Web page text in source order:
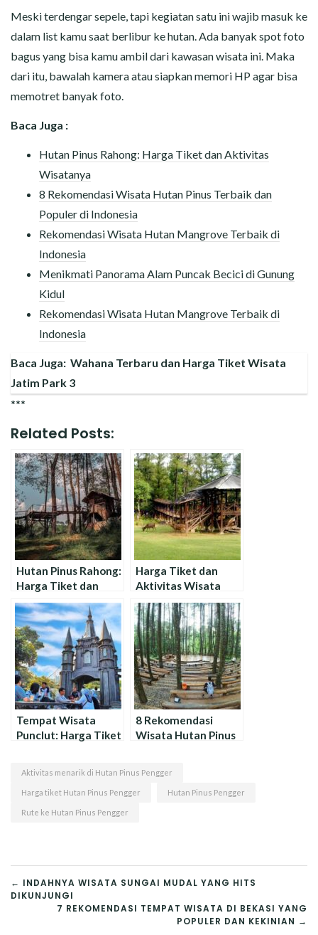
Meski terdengar sepele, tapi kegiatan satu ini wajib masuk ke
dalam list kamu saat berlibur ke hutan. Ada banyak spot foto
bagus yang bisa kamu ambil dari kawasan wisata ini. Maka
dari itu, bawalah kamera atau siapkan memori HP agar bisa
memotret banyak foto.
Baca Juga :
Hutan Pinus Rahong: Harga Tiket dan Aktivitas
Wisatanya
8 Rekomendasi Wisata Hutan Pinus Terbaik dan
Populer di Indonesia
Rekomendasi Wisata Hutan Mangrove Terbaik di
Indonesia
Menikmati Panorama Alam Puncak Becici di Gunung
Kidul
Rekomendasi Wisata Hutan Mangrove Terbaik di
Indonesia
Baca Juga: Wahana Terbaru dan Harga Tiket Wisata
Jatim Park 3
***
Related Posts:
Hutan Pinus Rahong:
Harga Tiket dan
Aktivitas Wisatanya
Harga Tiket dan
Aktivitas Wisata
Penangkaran Rusa
Cariu
Tempat Wisata
Punclut: Harga Tiket
8 Rekomendasi
Wisata Hutan Pinus
Aktivitas menarik di Hutan Pinus Pengger
Harga tiket Hutan Pinus Pengger Hutan Pinus Pengger
Rute ke Hutan Pinus Pengger
NAVIGASI
POS
← INDAHNYA WISATA SUNGAI MUDAL YANG HITS
DIKUNJUNGI
7 REKOMENDASI TEMPAT WISATA DI BEKASI YANG
POPULER DAN KEKINIAN →